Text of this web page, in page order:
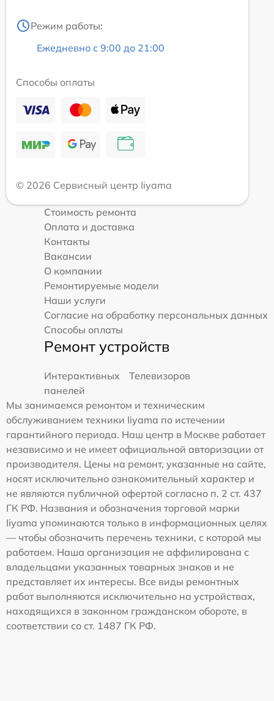
Режим работы:
Ежедневно с 9:00 до 21:00
Способы оплаты
© 2026 Сервисный центр Iiyama
Стоимость ремонта
Оплата и доставка
Контакты
Вакансии
О компании
Ремонтируемые модели
Наши услуги
Согласие на обработку персональных данных
Способы оплаты
Ремонт устройств
Интерактивных
панелей
Телевизоров
Мы занимаемся ремонтом и техническим
обслуживанием техники Iiyama по истечении
гарантийного периода. Наш центр в Москве работает
независимо и не имеет официальной авторизации от
производителя. Цены на ремонт, указанные на сайте,
носят исключительно ознакомительный характер и
не являются публичной офертой согласно п. 2 ст. 437
ГК РФ. Названия и обозначения торговой марки
Iiyama упоминаются только в информационных целях
— чтобы обозначить перечень техники, с которой мы
работаем. Наша организация не аффилирована с
владельцами указанных товарных знаков и не
представляет их интересы. Все виды ремонтных
работ выполняются исключительно на устройствах,
находящихся в законном гражданском обороте, в
соответствии со ст. 1487 ГК РФ.